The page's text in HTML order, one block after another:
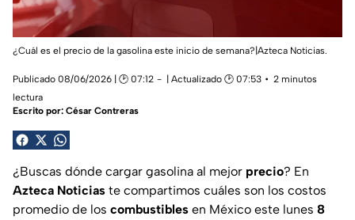
¿Cuál es el precio de la gasolina este inicio de semana?|Azteca Noticias.
Publicado 08/06/2026 | 🕑 07:12 | Actualizado 🕑 07:53
2 minutos
lectura
Escrito por: César Contreras
¿Buscas dónde cargar gasolina al mejor precio? En
Azteca Noticias te compartimos cuáles son los costos
promedio de los combustibles en México este lunes 8